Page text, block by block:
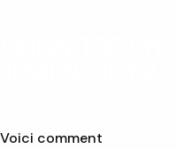
comment